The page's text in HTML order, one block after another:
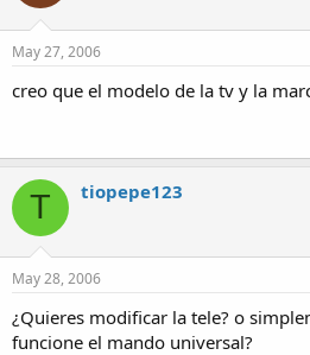
May 27, 2006
creo que el modelo de la tv y la
T tiopepe123
May 28, 2006
¿Quieres modificar la tele? o
funcione el mando universal?